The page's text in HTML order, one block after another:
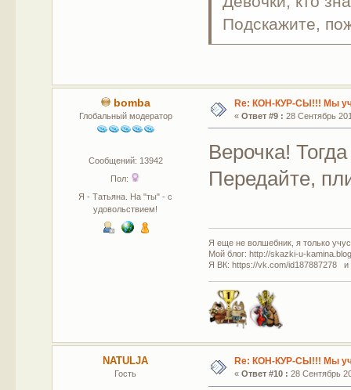
Подскажите,
bomba
Глобальный модератор
Сообщений: 13942
Пол:
Я - Татьяна. На "ты" - с
удовольствием!
Re: КОН-КУР-СЫ!!! Мы
« Ответ #9 : 28 Сентябрь
Верочка!
Передайте,
Я еще не волшебник, я только
Мой блог: http://skazki-u-
Я ВК: https://vk.com/id187887278 и
NATULJA
Гость
Re: КОН-КУР-СЫ!!! Мы
« Ответ #10 : 28 Сентябрь